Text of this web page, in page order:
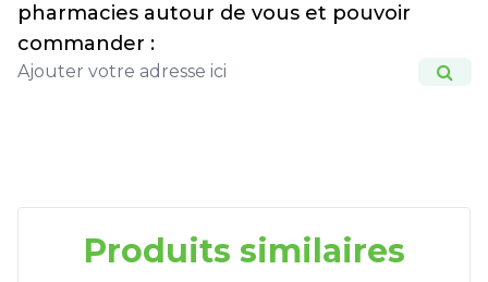
pharmacies autour de vous et pouvoir
commander :
Produits similaires